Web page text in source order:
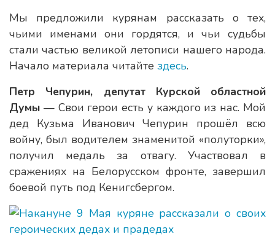
Мы предложили курянам рассказать о тех,
чьими именами они гордятся, и чьи судьбы
стали частью великой летописи нашего народа.
Начало материала читайте здесь.
Петр Чепурин, депутат Курской областной
Думы — Свои герои есть у каждого из нас. Мой
дед Кузьма Иванович Чепурин прошёл всю
войну, был водителем знаменитой «полуторки»,
получил медаль за отвагу. Участвовал в
сражениях на Белорусском фронте, завершил
боевой путь под Кенигсбергом.